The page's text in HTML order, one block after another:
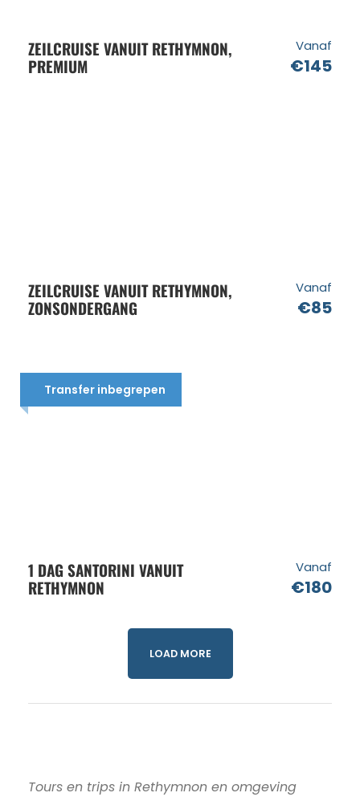
ZEILCRUISE VANUIT RETHYMNON,
PREMIUM
Vanaf
€145
ZEILCRUISE VANUIT RETHYMNON,
ZONSONDERGANG
Vanaf
€85
Transfer inbegrepen
1 DAG SANTORINI VANUIT
RETHYMNON
Vanaf
€180
LOAD MORE
Tours en trips in Rethymnon en omgeving